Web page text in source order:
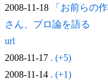
2008-11-18
「お前らの
さん、プロ論を語る
url
2008-11-17 . (+5)
2008-11-14 . (+1)